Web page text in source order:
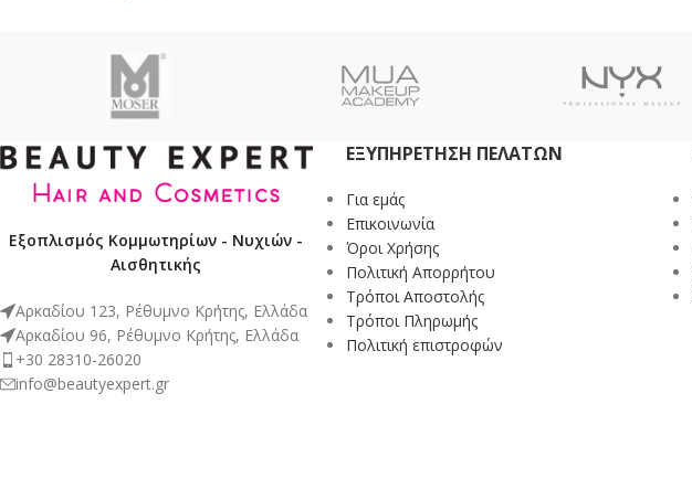
Εξοπλισμός Κομμωτηρίων - Νυχιών -
Αισθητικής
Αρκαδίου 123, Ρέθυμνο Κρήτης, Ελλάδα
Αρκαδίου 96, Ρέθυμνο Κρήτης, Ελλάδα
+30 28310-26020
info@beautyexpert.gr
ΕΞΥΠΗΡΈΤΗΣΗ ΠΕΛΑΤΏΝ
Για εμάς
Επικοινωνία
Όροι Χρήσης
Πολιτική Απορρήτου
Τρόποι Αποστολής
Τρόποι Πληρωμής
Πολιτική επιστροφών